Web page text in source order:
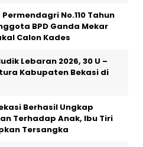
No.110 Tahun
BPD Ganda Mekar
Calon Kades
Lebaran 2026, 30 U –
Kabupaten Bekasi di
Berhasil Ungkap
Terhadap Anak, Ibu Tiri
Tersangka